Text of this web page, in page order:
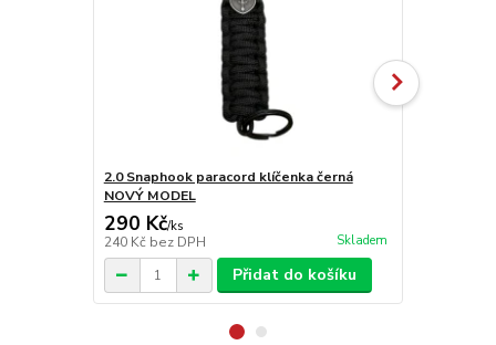
2.0 Snaphook paracord klíčenka černá
NOVÝ MODEL
290 Kč/ks
240 Kč bez DPH Skladem
Přidat do košíku